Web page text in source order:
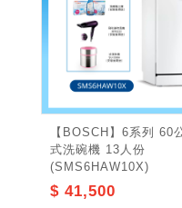
【BOSCH】6系列 60
式洗碗機 13人份
(SMS6HAW10X)
$ 41,500